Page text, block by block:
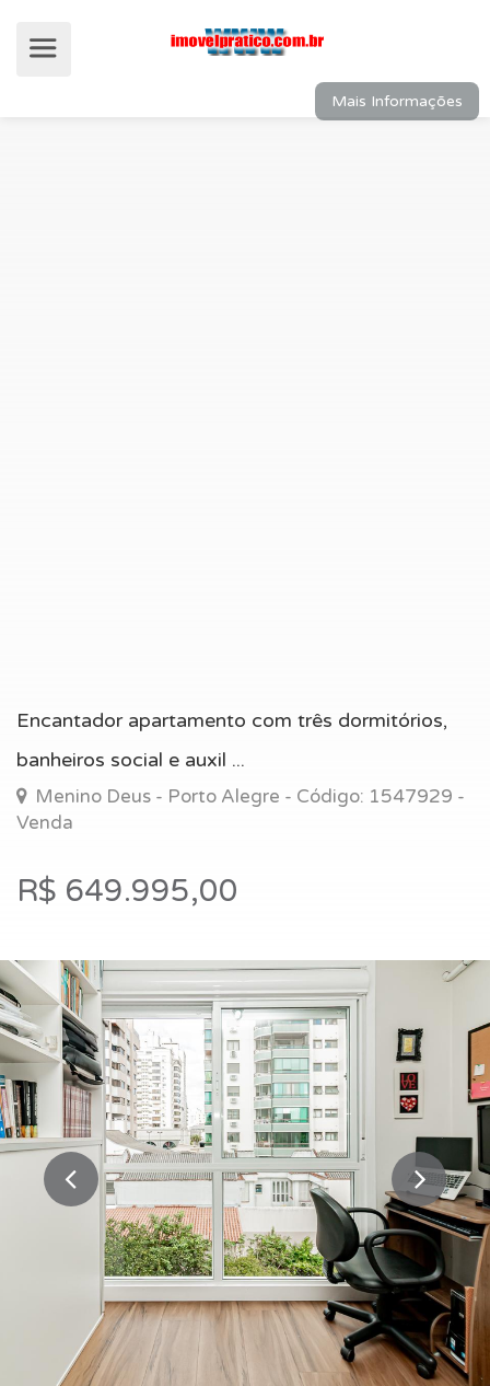
Encantador apartamento com três dormitórios,
banheiros social e auxil ...
Menino Deus - Porto Alegre - Código: 1547929 -
Venda
R$ 649.995,00
Mais Informações